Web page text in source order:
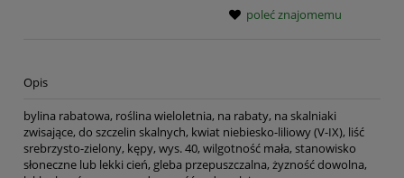
poleć znajomemu
Opis
bylina rabatowa, roślina wieloletnia, na rabaty, na skalniaki
zwisające, do szczelin skalnych, kwiat niebiesko-liliowy (V-IX), liść
srebrzysto-zielony, kępy, wys. 40, wilgotność mała, stanowisko
słoneczne lub lekki cień, gleba przepuszczalna, żyzność dowolna,